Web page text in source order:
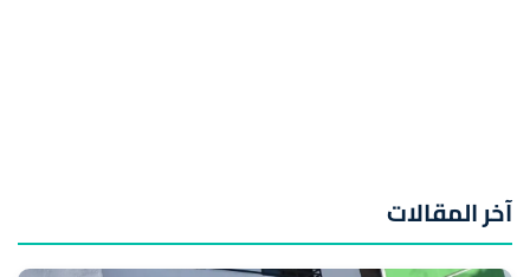
آخر المقالات